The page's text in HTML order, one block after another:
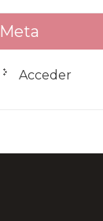
Meta
Acceder